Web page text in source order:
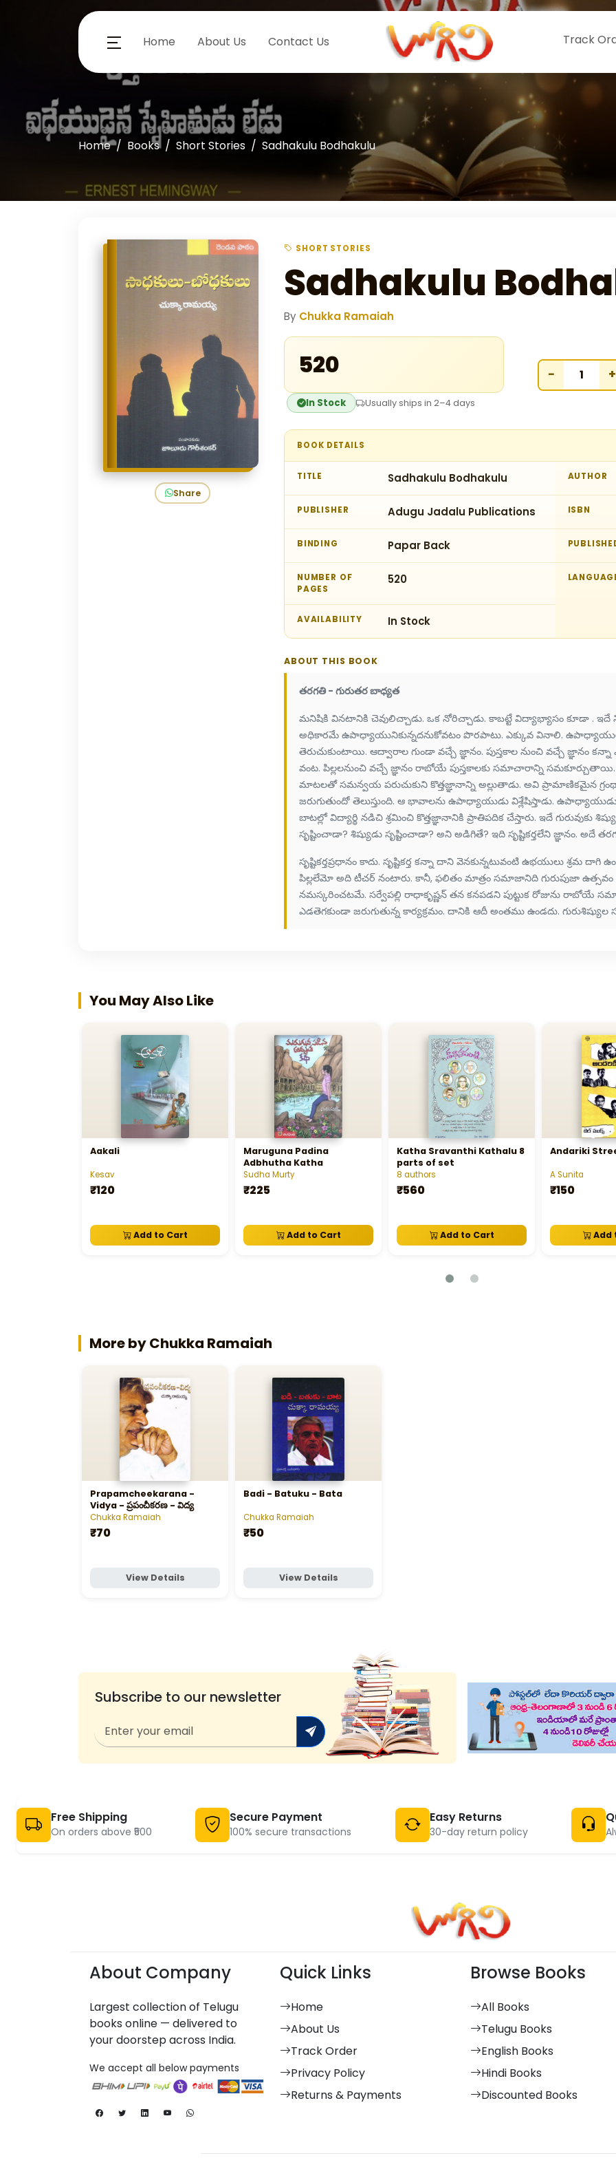
Home About Us Contact Us Track
Home Books Short Stories Sadhakulu Bodhakulu
Share
SHORT STORIES
Sadhakulu
By Chukka Ramaiah
₹520
In Stock Usually ships in 2–4 days
− +
BOOK DETAILS
TITLE Sadhakulu Bodhakulu AUTHOR
PUBLISHER Adugu Jadalu Publications ISBN
BINDING Papar Back
NUMBER OF
PAGES
520
AVAILABILITY In Stock
ABOUT THIS BOOK
తరగతి - గురుతర బాధ్యత
మనిషికి వినటానికి చెవులిచ్చాడు. ఒక నోరిచ్చాడు. కాబట్టే విద్యాభ్యాసం కూడా .
అధికారమే ఉపాధ్యాయునికున్నదనుకోవటం పొరపాటు. ఎక్కువ వినాలి.
తెరుచుకుంటాయి. ఆద్వారాల గుండా వచ్చే జ్ఞానం. పుస్తకాల నుంచి వచ్చే జ్ఞానం కన్నా
వంట. పిల్లలనుంచి వచ్చే జ్ఞానం రాబోయే పుస్తకాలకు సమాచారాన్ని
మాటలతో సమన్వయ పరుచుకుని కొత్తజ్ఞానాన్ని అల్లుతాడు. అవి ప్రామాణికమైన
జరుగుతుందో తెలుస్తుంది. ఆ భావాలను ఉపాధ్యాయుడు విశ్లేషిస్తాడు.
బాటల్లో విద్యార్థి నడిచి శ్రమించి కొత్తజ్ఞానానికి ప్రాతిపదిక చేస్తారు. ఇదే గురువుకు
సృష్టించాడా? శిష్యుడు సృష్టించాడా? అని అడిగితే? ఇది సృష్టికర్తలేని జ్ఞానం. అదే
సృష్టికర్తప్రధానం కాదు. సృష్టికర్త కన్నా దాని వెనకున్నటువంటి ఉభయులు శ్రమ దాగి
పిల్లలేమో అది టీచర్ నంటారు. కానీ, ఫలితం మాత్రం సమాజానిది గురుపుజా ఉత్సవం
నమస్కరించటమే. సర్వేపల్లి రాధాకృష్ణన్ తన కనపడని పుట్టుక రోజును రాబోయే
ఎడతెగకుండా జరుగుతున్న కార్యక్రమం. దానికి ఆదీ అంతము ఉండదు. గురుశిష్యుల
You May Also Like
Aakali
Kesav
₹120
Add to Cart
Maruguna Padina
Adbhutha Katha
Sudha Murty
₹225
Add to Cart
Katha Sravanthi Kathalu 8
parts of set
8 authors
₹560
Add to Cart
Andariki
A Sunita
₹150
Add
More by Chukka Ramaiah
Prapamcheekarana -
Vidya - ప్రపంచీకరణ - విద్య
Chukka Ramaiah
₹70
View Details
Badi - Batuku - Bata
Chukka Ramaiah
₹50
View Details
Subscribe to our newsletter
Free Shipping
On orders above ₹500
Secure Payment
100% secure transactions
Easy Returns
30-day return policy
About Company
Largest collection of Telugu
books online — delivered to
your doorstep across India.
We accept all below payments
Quick Links
Home
About Us
Track Order
Privacy Policy
Returns & Payments
Browse Books
All Books
Telugu Books
English Books
Hindi Books
Discounted Books